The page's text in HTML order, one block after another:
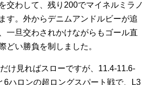
交わして、残り200でマイネルミラノ
す。外からデニムアンドルビーが追
一旦交わされかけながらもゴール直
どい勝負を制しました。
け見ればスローですが、11.4-11.6-
6ハロンの超ロングスパート戦で、L3